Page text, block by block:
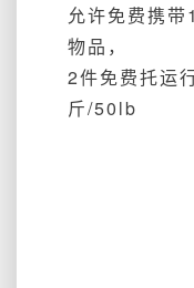
允许免费携带
物品，
2件免费托运
斤/50lb